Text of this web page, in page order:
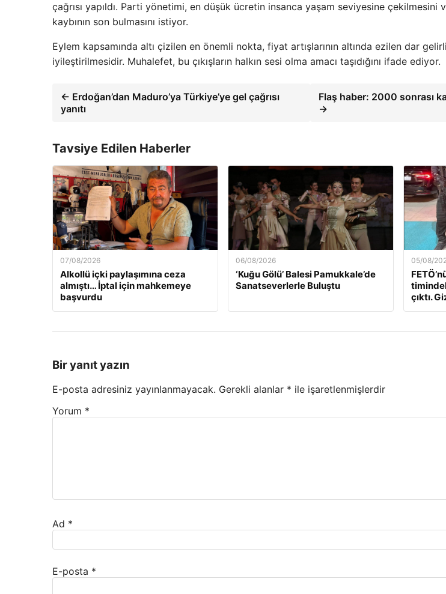
çağrısı yapıldı. Parti yönetimi, en düşük ücretin insanca yaşam seviyesine çekilmesini
kaybının son bulmasını istiyor.
Eylem kapsamında altı çizilen en önemli nokta, fiyat artışlarının altında ezilen dar
iyileştirilmesidir. Muhalefet, bu çıkışların halkın sesi olma amacı taşıdığını ifade ediyor.
← Erdoğan’dan Maduro’ya Türkiye’ye gel çağrısı
yanıtı
Flaş haber: 2000 sonrası
→
Tavsiye Edilen Haberler
07/08/2026
Alkollü içki paylaşımına ceza
almıştı… İptal için mahkemeye
başvurdu
06/08/2026
‘Kuğu Gölü’ Balesi Pamukkale’de
Sanatseverlerle Buluştu
05/08/
çıktı.
Bir yanıt yazın
E-posta adresiniz yayınlanmayacak. Gerekli alanlar * ile işaretlenmişlerdir
Yorum *
Ad *
E-posta *